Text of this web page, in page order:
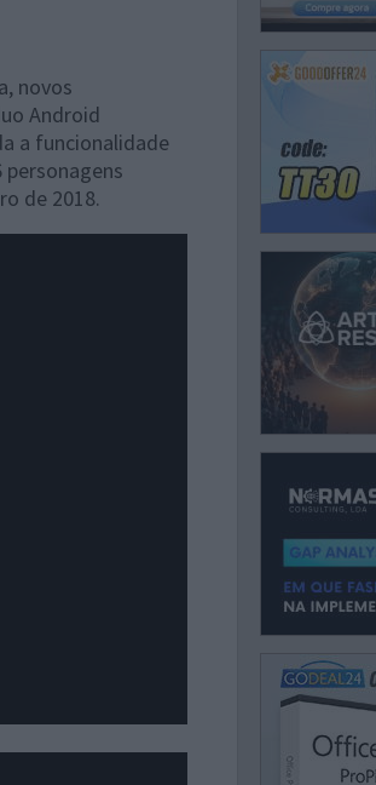
novos
Android
a funcionalidade
de 2018.